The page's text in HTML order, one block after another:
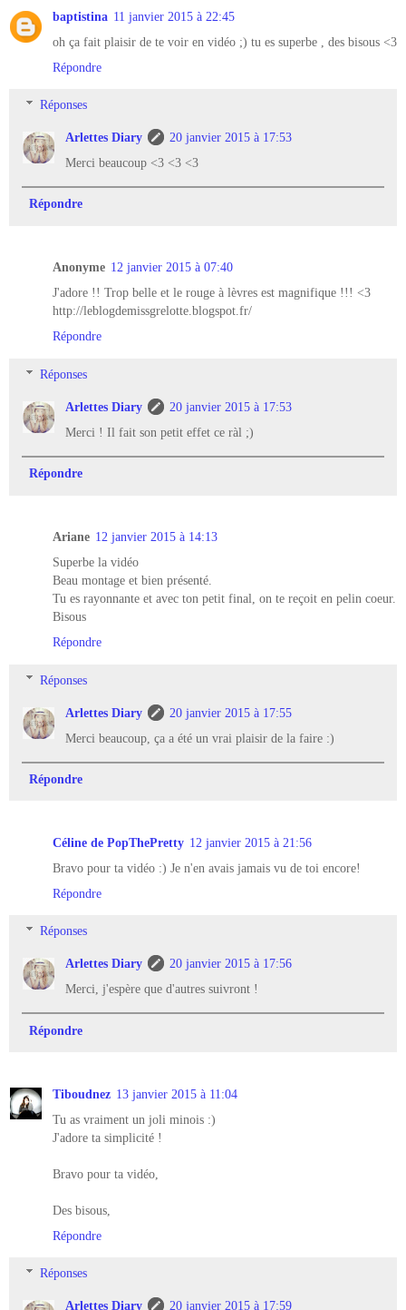
baptistina 11 janvier 2015 à 22:45
oh ça fait plaisir de te voir en vidéo ;) tu es superbe , des bisous <3
Répondre
Réponses
Arlettes Diary
20 janvier 2015 à 17:53
Merci beaucoup <3 <3 <3
Répondre
Anonyme 12 janvier 2015 à 07:40
J'adore !! Trop belle et le rouge à lèvres est magnifique !!! <3
http://leblogdemissgrelotte.blogspot.fr/
Répondre
Réponses
Arlettes Diary
20 janvier 2015 à 17:53
Merci ! Il fait son petit effet ce ràl ;)
Répondre
Ariane 12 janvier 2015 à 14:13
Superbe la vidéo
Beau montage et bien présenté.
Tu es rayonnante et avec ton petit final, on te reçoit en pelin coeur.
Bisous
Répondre
Réponses
Arlettes Diary
20 janvier 2015 à 17:55
Merci beaucoup, ça a été un vrai plaisir de la faire :)
Répondre
Céline de PopThePretty 12 janvier 2015 à 21:56
Bravo pour ta vidéo :) Je n'en avais jamais vu de toi encore!
Répondre
Réponses
Arlettes Diary
20 janvier 2015 à 17:56
Merci, j'espère que d'autres suivront !
Répondre
Tiboudnez 13 janvier 2015 à 11:04
Tu as vraiment un joli minois :)
J'adore ta simplicité !
Bravo pour ta vidéo,
Des bisous,
Répondre
Réponses
Arlettes Diary
20 janvier 2015 à 17:59